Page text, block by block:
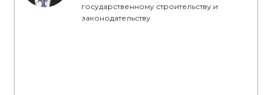
государственному строительству и
законодательству